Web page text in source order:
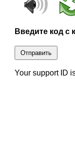
Введите код с
Отправить
Your support ID